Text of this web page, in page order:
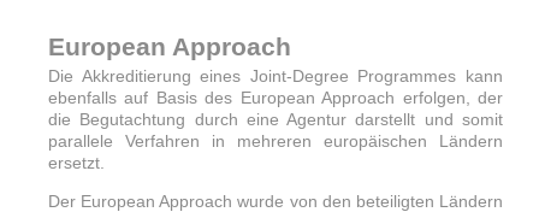
European Approach
Die Akkreditierung eines Joint-Degree Programmes kann
ebenfalls auf Basis des European Approach erfolgen, der
die Begutachtung durch eine Agentur darstellt und somit
parallele Verfahren in mehreren europäischen Ländern
ersetzt.
Der European Approach wurde von den beteiligten Ländern